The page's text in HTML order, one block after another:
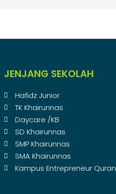
JENJANG SEKOLAH
Hafidz Junior
TK Khairunnas
Daycare /KB
SD Khairunnas
SMP Khairunnas
SMA Khairunnas
Kampus Entrepreneur Quran